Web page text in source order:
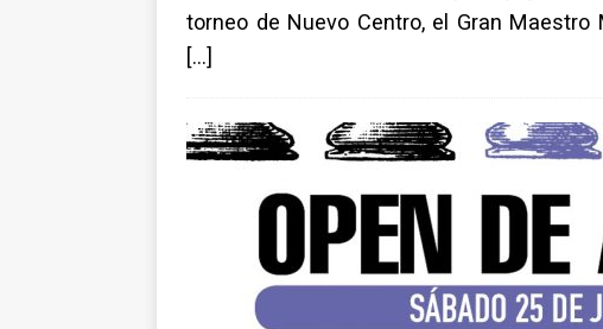
torneo de Nuevo Centro, el Gran Maestro
[…]